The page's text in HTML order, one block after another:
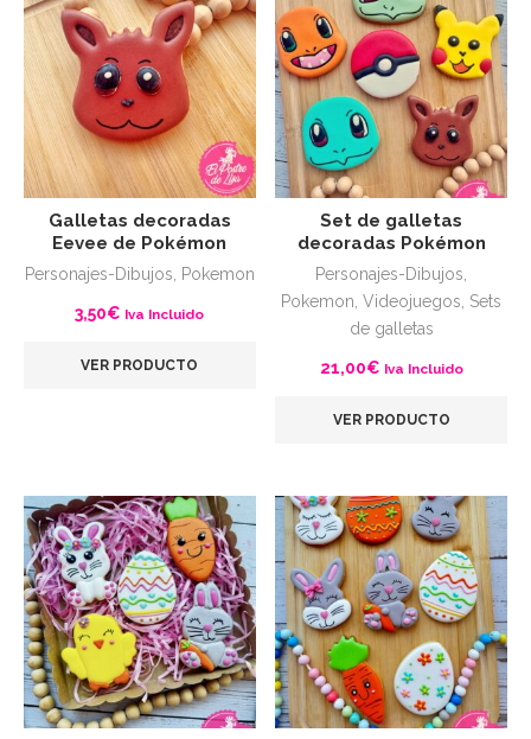
Galletas decoradas
Eevee de Pokémon
Personajes-Dibujos Pokemon
3,50€ Iva Incluido
VER PRODUCTO
Set de galletas
decoradas Pokémon
Personajes-Dibujos
Pokemon ,Videojuegos Sets
de galletas
21,00€ Iva Incluido
VER PRODUCTO